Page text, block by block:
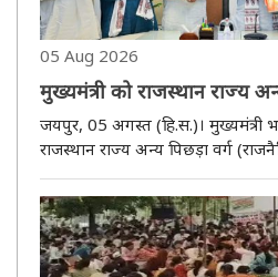
05 Aug 2026
मुख्यमंत्री को राजस्थान राज्य
प्रतिनिधित्व) आयोग ने सौंपा
जयपुर, 05 अगस्त (हि.स.)। मुख्यमंत्री
राजस्थान राज्य अन्य पिछड़ा वर्ग
निकायों में ओबीसी आरक्षण के संबंध में